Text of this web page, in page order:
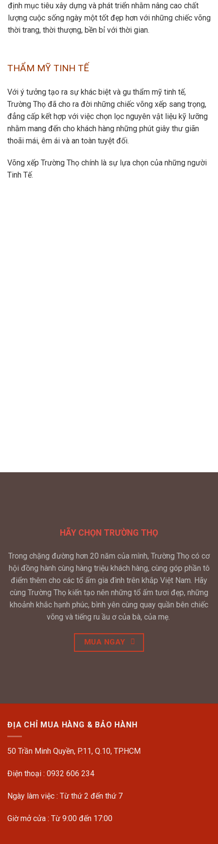
định mục tiêu xây dựng và phát triển nhằm nâng cao chất
lượng cuộc sống ngày một tốt đẹp hơn với những chiếc võng
thời trang, thời thượng, bền bỉ với thời gian.
THẨM MỸ TINH TẾ
Với ý tưởng tạo ra sự khác biệt và gu thẩm mỹ tinh tế,
Trường Thọ đã cho ra đời những chiếc võng xếp sang trọng,
đẳng cấp kết hợp với việc chọn lọc nguyên vật liệu kỹ lưỡng
nhằm mang đến cho khách hàng những phút giây thư giãn
thoãi mái, êm ái và an toàn tuyệt đối.
Võng xếp Trường Thọ chính là sự lựa chọn của những người
Tinh Tế.
HÃY CHỌN TRƯỜNG THỌ
Trong chặng đường hơn 20 năm của mình, Trường Thọ có cơ
hội đồng hành cùng hàng triệu khách hàng, cùng góp phần tô
điểm thêm cho các tổ ấm gia đình trên khắp Việt Nam. Hãy
cùng Trường Thọ kiến tạo nên những tổ ấm tươi đẹp, những
khoảnh khắc hạnh phúc, bình yên cùng quay quần bên chiếc
võng và tiếng ru ầu ơ của bà, của mẹ.
MUA NGAY
ĐỊA CHỈ MUA HÀNG & BẢO HÀNH
50 Trần Minh Quyền, P.11, Q.10, TP.HCM
Điện thoại : 0932 606 234
Ngày làm việc : Từ thứ 2 đến thứ 7
Giờ mở cửa : Từ 9:00 đến 17:00